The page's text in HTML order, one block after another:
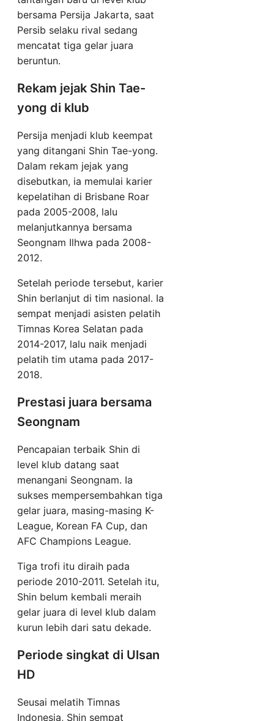
bersama Persija Jakarta, saat
Persib selaku rival sedang
mencatat tiga gelar juara
beruntun.
Rekam jejak Shin Tae-
yong di klub
Persija menjadi klub keempat
yang ditangani Shin Tae-yong.
Dalam rekam jejak yang
disebutkan, ia memulai karier
kepelatihan di Brisbane Roar
pada 2005-2008, lalu
melanjutkannya bersama
Seongnam Ilhwa pada 2008-
2012.
Setelah periode tersebut, karier
Shin berlanjut di tim nasional. Ia
sempat menjadi asisten pelatih
Timnas Korea Selatan pada
2014-2017, lalu naik menjadi
pelatih tim utama pada 2017-
2018.
Prestasi juara bersama
Seongnam
Pencapaian terbaik Shin di
level klub datang saat
menangani Seongnam. Ia
sukses mempersembahkan tiga
gelar juara, masing-masing K-
League, Korean FA Cup, dan
AFC Champions League.
Tiga trofi itu diraih pada
periode 2010-2011. Setelah itu,
Shin belum kembali meraih
gelar juara di level klub dalam
kurun lebih dari satu dekade.
Periode singkat di Ulsan
HD
Seusai melatih Timnas
Indonesia, Shin sempat